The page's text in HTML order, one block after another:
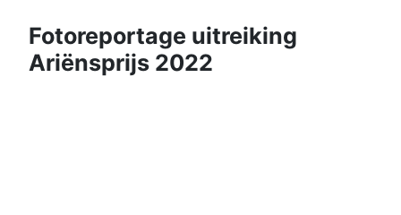
Fotoreportage uitreiking
Ariënsprijs 2022